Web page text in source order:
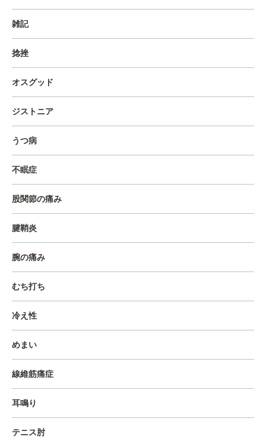
雑記
捻挫
オスグッド
ジストニア
うつ病
不眠症
股関節の痛み
腱鞘炎
腕の痛み
むち打ち
冷え性
めまい
線維筋痛症
耳鳴り
テニス肘